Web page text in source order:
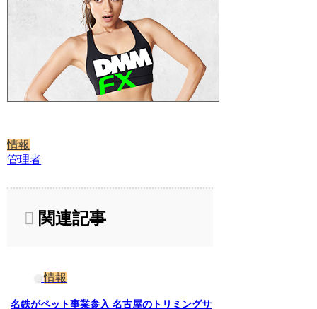
情報
管理者
関連記事
情報
名鉄がペット事業参入 名古屋のトリミングサ